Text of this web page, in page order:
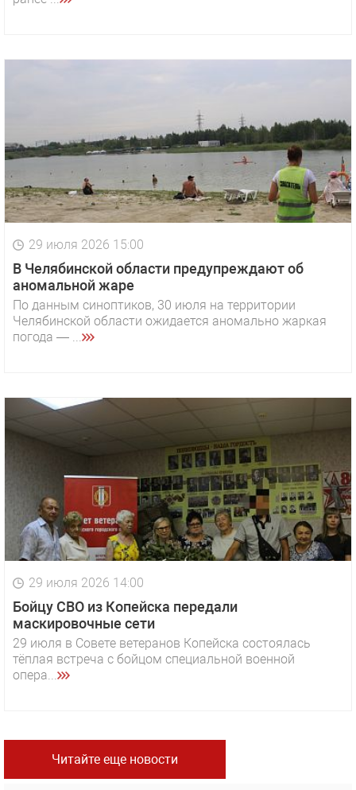
29 июля 2026 15:00
В Челябинской области предупреждают об
аномальной жаре
По данным синоптиков, 30 июля на территории
Челябинской области ожидается аномально жаркая
погода — ...
29 июля 2026 14:00
Бойцу СВО из Копейска передали
маскировочные сети
29 июля в Совете ветеранов Копейска состоялась
тёплая встреча с бойцом специальной военной
опера...
Читайте еще новости